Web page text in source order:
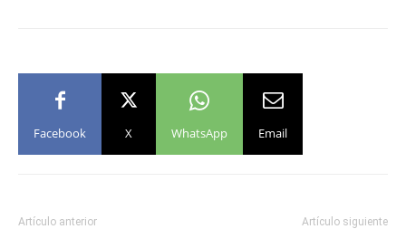
Facebook X WhatsApp Email
Artículo anterior Artículo siguiente